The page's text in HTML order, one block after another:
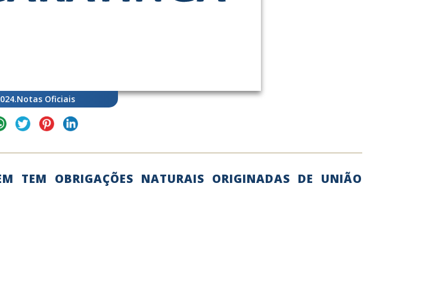
.Notas Oficiais
TEM OBRIGAÇÕES NATURAIS ORIGINADAS DE UNIÃO